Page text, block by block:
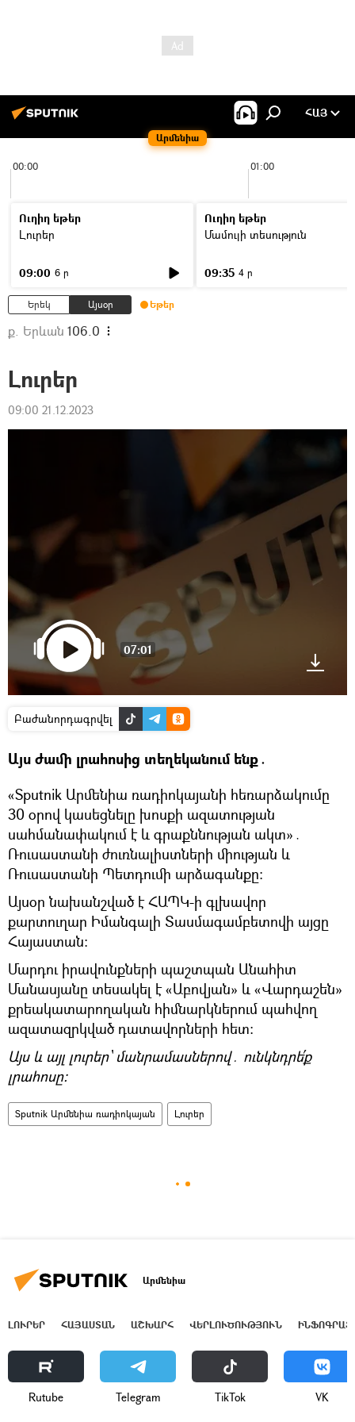
Արմենիա
ՀԱՅ
00:00 01:00
Ուղիղ եթեր
Լուրեր
09:00 6 ր
Ուղիղ եթեր
Մամուլի տեսություն
09:35 4 ր
Երեկ Այսօր Եթեր
ք. Երևան 106.0
Լուրեր
09:00 21.12.2023
07:01
Բաժանորդագրվել
Այս ժամի լրահոսից տեղեկանում ենք․
«Sputnik Արմենիա ռադիոկայանի հեռարձակումը
30 օրով կասեցնելը խոսքի ազատության
սահմանափակում է և գրաքննության ակտ»․
Ռուսաստանի ժուռնալիստների միության և
Ռուսաստանի Պետդումի արձագանքը։
Այսօր նախանշված է ՀԱՊԿ-ի գլխավոր
քարտուղար Իմանգալի Տասմագամբետովի այցը
Հայաստան։
Մարդու իրավունքների պաշտպան Անահիտ
Մանասյանը տեսակել է «Աբովյան» և «Վարդաշեն»
քրեակատարողական հիմնարկներում պահվող
ազատազրկված դատավորների հետ։
Այս և այլ լուրեր՝ մանրամասներով․ ունկնդրե՛ք
լրահոսը։
Sputnik Արմենիա ռադիոկայան Լուրեր
Արմենիա
ԼՈՒՐԵՐ ՀԱՅԱՍՏԱՆ ԱՇԽԱՐՀ ՎԵՐԼՈՒԾՈՒԹՅՈՒՆ
Rutube Telegram ТikТоk VK